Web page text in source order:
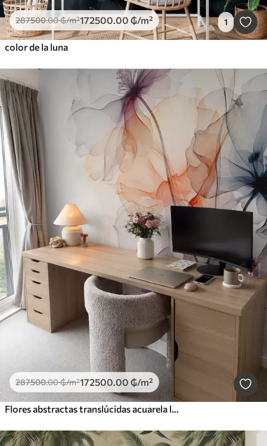
287500.00₲/m²172500.00 ₲/m² 1
color de la luna
287500.00₲/m²172500.00 ₲/m²
Flores abstractas translúcidas acuarela líquida